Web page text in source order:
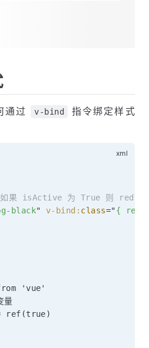
通过 v-bind
指令绑定样式
果 isActive 为 True 则 red 样
black" v-bind: class="{ red:
'vue'
量
ref(true)